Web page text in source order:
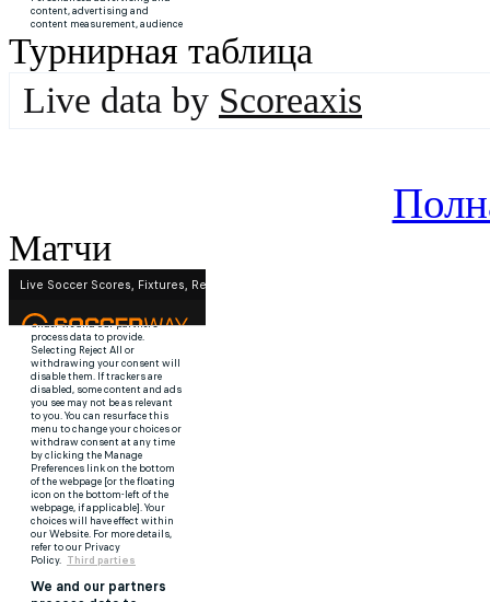
Турнирная таблица
Live data by Scoreaxis
Матчи